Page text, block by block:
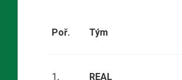
Poř. Tým
1. REAL